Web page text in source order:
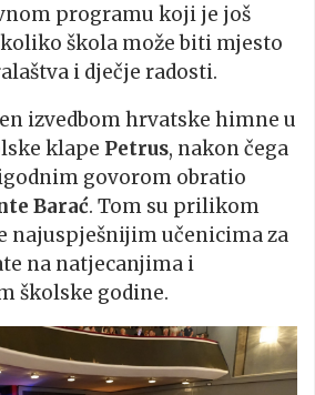
programu koji je još
škola može biti mjesto
i dječje radosti.
izvedbom hrvatske himne u
klape Petrus, nakon čega
govorom obratio
Barać. Tom su prilikom
najuspješnijim učenicima za
na natjecanjima i
školske godine.